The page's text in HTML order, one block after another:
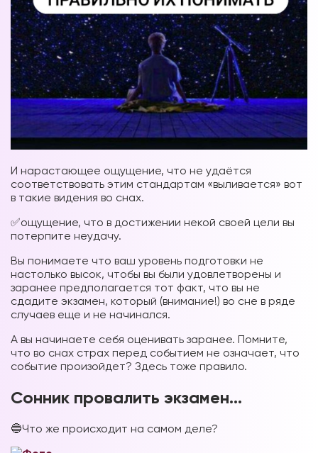
И нарастающее ощущение, что не удаётся
соответствовать этим стандартам «выливается» вот
в такие видения во снах.
✅ощущение, что в достижении некой своей цели вы
потерпите неудачу.
Вы понимаете что ваш уровень подготовки не
настолько высок, чтобы вы были удовлетворены и
заранее предполагается тот факт, что вы не
сдадите экзамен, который (внимание!) во сне в ряде
случаев еще и не начинался.
А вы начинаете себя оценивать заранее. Помните,
что во снах страх перед событием не означает, что
событие произойдет? Здесь тоже правило.
Сонник провалить экзамен…
🔵Что же происходит на самом деле?